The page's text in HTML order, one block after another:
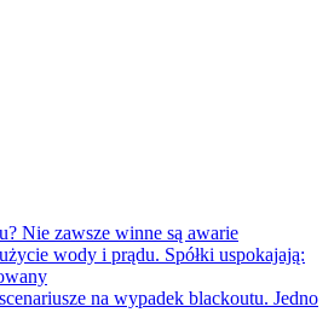
Nie zawsze winne są awarie
wody i prądu. Spółki uspokajają:
na wypadek blackoutu. Jedno